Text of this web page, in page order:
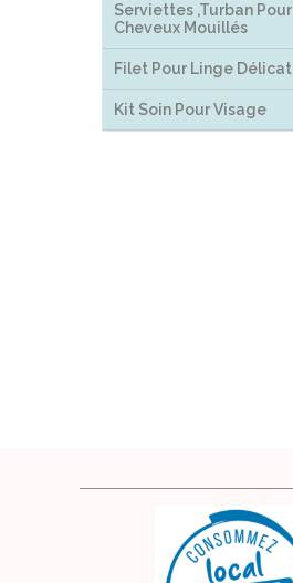
Serviettes ,turban Pour
Cheveux Mouillés
Filet Pour Linge Délicat
Kit Soin Pour Visage